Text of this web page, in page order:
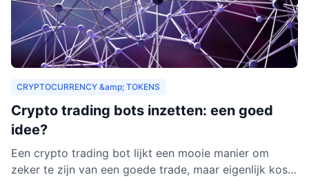
CRYPTOCURRENCY &amp; TOKENS
Crypto trading bots inzetten: een goed
idee?
Een crypto trading bot lijkt een mooie manier om
zeker te zijn van een goede trade, maar eigenlijk kost